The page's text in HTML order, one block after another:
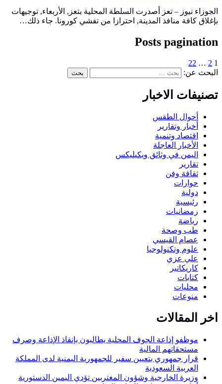
بإغلاق كافة منافذ المدينة, احترازا من تفشي كورونا. جاء ذلك…
Posts pagination
1
2
…
22
البحث عن:
تصنيفات الاخبار
أحوال الطقس
أخبار وتقارير
اقتصاد وتنمية
الأخبار العاجلة
اليمن في وثائق ويكيليكس
تقارير
ثقافة وفن
حوارات
دولية
رئيسية
رمضانيات
رياضة
طب وصحة
عصام القيسي
علوم وتكنولوجيا
علي عزي
كاريكاتير
كتابات
محليات
منوعات
اخر المقالات
موظفو إذاعة الجوف المحلية يطالبون بإنقاذ الإذاعة وصرف
مستحقاتهم المالية
قرار جمهوري بتعيين سفير للجمهورية اليمنية لدى المملكة
العربية السعودية
وزيرة الخارجية وشؤون المغتربين تؤدي اليمين الدستورية